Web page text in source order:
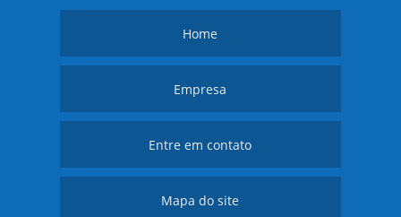
Home
Empresa
Entre em contato
Mapa do site